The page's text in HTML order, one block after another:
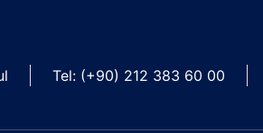
Tel: (+90) 212 383 60 00